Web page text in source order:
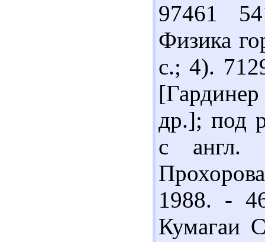
97461
Физика
с.; 4).
др.]; под
с
1988. -
Кумагаи